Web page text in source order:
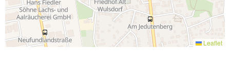
Leaflet